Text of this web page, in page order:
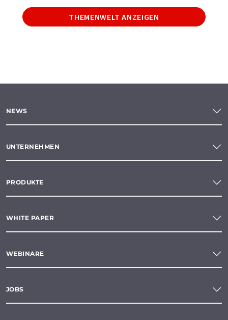
THEMENWELT ANZEIGEN
NEWS
UNTERNEHMEN
PRODUKTE
WHITE PAPER
WEBINARE
JOBS